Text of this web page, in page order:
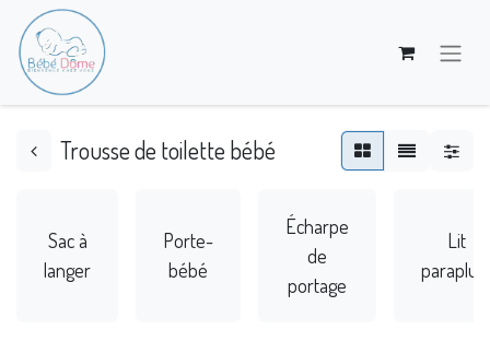
Trousse de toilette bébé
Sac à
langer
Porte-
bébé
Écharpe
de
portage
Lit
parapluie